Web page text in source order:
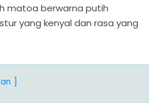
matoa berwarna putih
yang kenyal dan rasa yang